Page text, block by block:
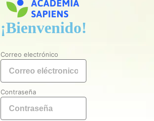
¡Bienvenido!
Correo electrónico
Contraseña